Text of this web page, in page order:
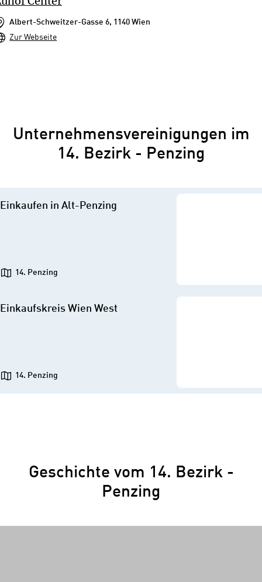
Albert-Schweitzer-Gasse 6, 1140 Wien
Zur Webseite
Unternehmensvereinigungen im
14. Bezirk - Penzing
Einkaufen in Alt-Penzing
14. Penzing
Einkaufskreis Wien West
14. Penzing
Geschichte vom 14. Bezirk -
Penzing